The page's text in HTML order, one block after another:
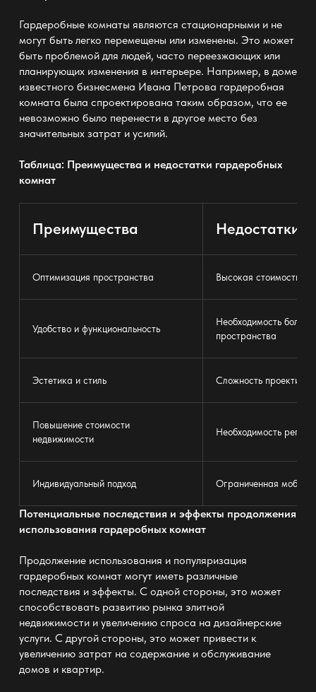
Гардеробные комнаты являются стационарными и не
могут быть легко перемещены или изменены. Это может
быть проблемой для людей, часто переезжающих или
планирующих изменения в интерьере. Например, в доме
известного бизнесмена Ивана Петрова гардеробная
комната была спроектирована таким образом, что ее
невозможно было перенести в другое место без
значительных затрат и усилий.
Таблица: Преимущества и недостатки гардеробных
комнат
Преимущества Недостатки
Оптимизация пространства Высокая стоимость
Удобство и функциональность
Необходимость
пространства
Эстетика и стиль Сложность
Повышение стоимости
недвижимости
Необходимость
Индивидуальный подход Ограниченная
Потенциальные последствия и эффекты продолжения
использования гардеробных комнат
Продолжение использования и популяризация
гардеробных комнат могут иметь различные
последствия и эффекты. С одной стороны, это может
способствовать развитию рынка элитной
недвижимости и увеличению спроса на дизайнерские
услуги. С другой стороны, это может привести к
увеличению затрат на содержание и обслуживание
домов и квартир.